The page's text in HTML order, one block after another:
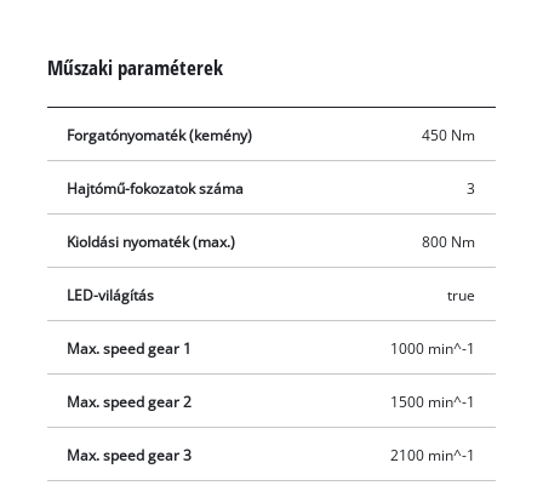
garantál, mint a szénkefével gyártott társaik. Ezekre a
motorokra – online regisztrációt követően – 10 év jótállást
vállalunk. A nagy forgatónyomatéknak köszönhetően
sebesség- és nyomatékfokozattal, robusztus 1/2”
négyszögletes külső befogóval, és LED-del a munkaterület
optimális megvilágításához. A csavarozóbit-adapter és a
kerékcseréhez használható csavarbehajtószett szériatartozék.
Akku és töltő nélkül. Ezeket külön – például praktikus
kezdőcsomagok formájában – vásárolhatja meg.
Műszaki paraméterek
Forgatónyomaték (kemény) 450 Nm
Hajtómű-fokozatok száma 3
Kioldási nyomaték (max.) 800 Nm
LED-világítás true
Max. speed gear 1 1000 min^-1
Max. speed gear 2 1500 min^-1
Max. speed gear 3 2100 min^-1